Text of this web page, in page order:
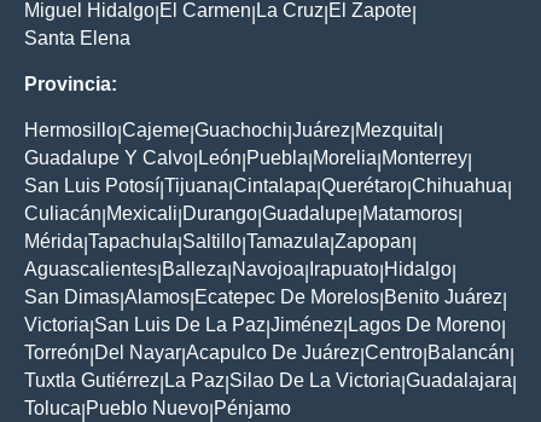
Miguel Hidalgo El Carmen La Cruz El Zapote
Santa Elena
Provincia:
Hermosillo Cajeme Guachochi Juárez Mezquital
Guadalupe Y Calvo León Puebla Morelia Monterrey
San Luis Potosí Tijuana Cintalapa Querétaro Chihuahua
Culiacán Mexicali Durango Guadalupe Matamoros
Mérida Tapachula Saltillo Tamazula Zapopan
Aguascalientes Balleza Navojoa Irapuato Hidalgo
San Dimas Alamos Ecatepec De Morelos Benito Juárez
Victoria San Luis De La Paz Jiménez Lagos De Moreno
Torreón Del Nayar Acapulco De Juárez Centro Balancán
Tuxtla Gutiérrez La Paz Silao De La Victoria Guadalajara
Toluca Pueblo Nuevo Pénjamo